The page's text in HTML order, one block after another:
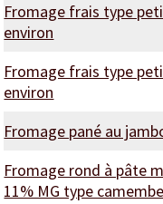
Fromage frais type
environ
Fromage frais type
environ
Fromage pané au
Fromage rond à pâte
11% MG type